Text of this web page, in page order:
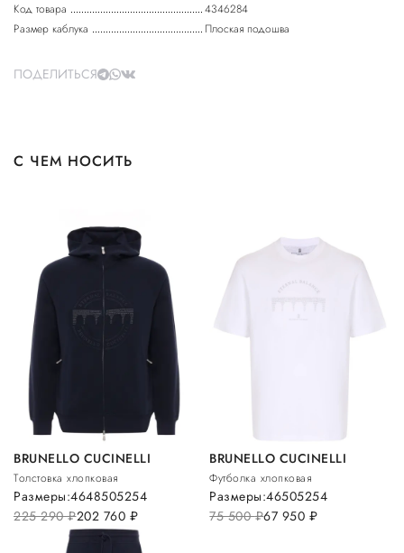
Код товара
4346284
Размер каблука
Плоская подошва
ПОДЕЛИТЬСЯ
С ЧЕМ НОСИТЬ
BRUNELLO CUCINELLI
Толстовка хлопковая
225 290руб.202 760 руб.
Размеры:4648505254
BRUNELLO CUCINELLI
Футболка хлопковая
75 500руб.67 950 руб.
Размеры:46505254